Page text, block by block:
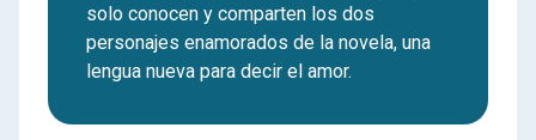
solo conocen y comparten los dos
personajes enamorados de la novela, una
lengua nueva para decir el amor.